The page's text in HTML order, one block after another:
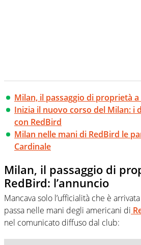
Milan, il passaggio di proprietà
Inizia il nuovo corso del Milan: i
con RedBird
Milan nelle mani di RedBird le
Cardinale
Milan, il passaggio di
RedBird: l’annuncio
Mancava solo l’ufficialità che è
passa nelle mani degli americani di
nel comunicato diffuso dal club: